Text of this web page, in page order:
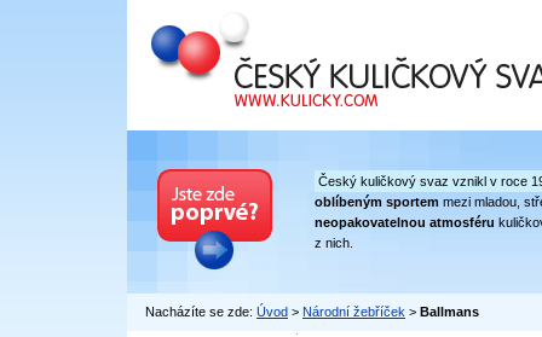
Český kuličkový svaz
Český kuličkový svaz vznikl v roce
oblíbeným sportem mezi mladou,
neopakovatelnou atmosféru
z nich.
Nacházíte se zde: Úvod > Národní žebříček > Ballmans